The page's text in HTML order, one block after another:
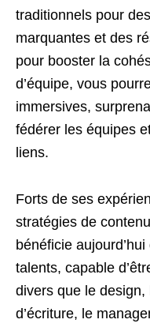
traditionnels pour
marquantes et des
pour booster la
d’équipe, vous
immersives,
fédérer les équipes
liens.
Forts de ses
stratégies de
bénéficie
talents, capable
divers que le
d’écriture, le